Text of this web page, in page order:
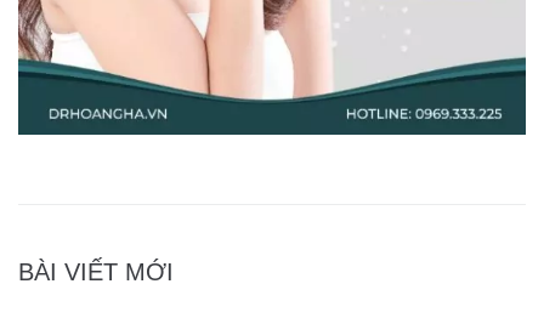
BÀI VIẾT MỚI